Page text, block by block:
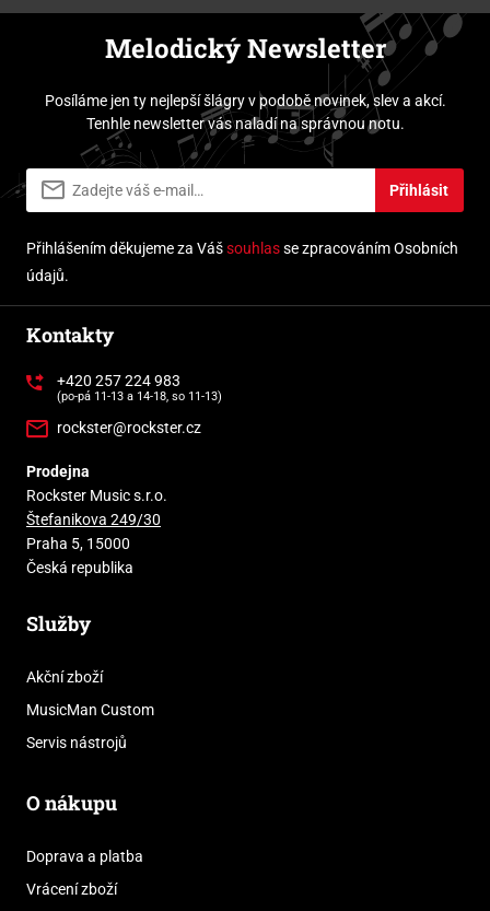
Melodický Newsletter
Posíláme jen ty nejlepší šlágry v podobě novinek, slev a akcí.
Tenhle newsletter vás naladí na správnou notu.
Přihlásit
Přihlášením děkujeme za Vášsouhlasse zpracováním Osobních
údajů.
Kontakty
+420 257 224 983
(po-pá 11-13 a 14-18, so 11-13)
rockster@rockster.cz
Prodejna
Rockster Music s.r.o.
Štefanikova 249/30
Praha 5, 15000
Česká republika
Služby
Akční zboží
MusicMan Custom
Servis nástrojů
O nákupu
Doprava a platba
Vrácení zboží